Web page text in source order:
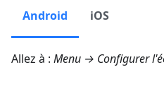
Android iOS
Allez à : Menu → Configurer